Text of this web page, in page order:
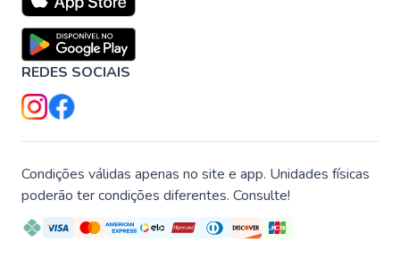
REDES SOCIAIS
Condições válidas apenas no site e app. Unidades físicas
poderão ter condições diferentes. Consulte!